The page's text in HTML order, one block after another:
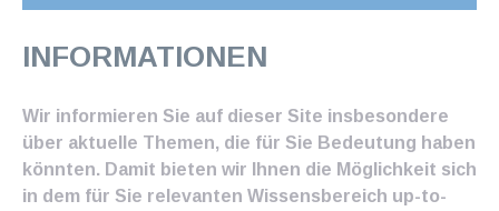
INFORMATIONEN
Wir informieren Sie auf dieser Site insbesondere
über aktuelle Themen, die für Sie Bedeutung haben
könnten. Damit bieten wir Ihnen die Möglichkeit sich
in dem für Sie relevanten Wissensbereich up-to-